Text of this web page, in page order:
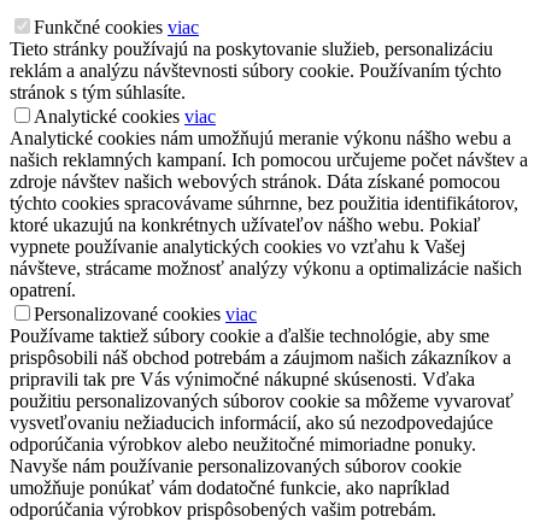
Funkčné cookies viac
Tieto stránky používajú na poskytovanie služieb, personalizáciu
reklám a analýzu návštevnosti súbory cookie. Používaním týchto
stránok s tým súhlasíte.
Analytické cookies viac
Analytické cookies nám umožňujú meranie výkonu nášho webu a
našich reklamných kampaní. Ich pomocou určujeme počet návštev a
zdroje návštev našich webových stránok. Dáta získané pomocou
týchto cookies spracovávame súhrnne, bez použitia identifikátorov,
ktoré ukazujú na konkrétnych užívateľov nášho webu. Pokiaľ
vypnete používanie analytických cookies vo vzťahu k Vašej
návšteve, strácame možnosť analýzy výkonu a optimalizácie našich
opatrení.
Personalizované cookies viac
Používame taktiež súbory cookie a ďalšie technológie, aby sme
prispôsobili náš obchod potrebám a záujmom našich zákazníkov a
pripravili tak pre Vás výnimočné nákupné skúsenosti. Vďaka
použitiu personalizovaných súborov cookie sa môžeme vyvarovať
vysvetľovaniu nežiaducich informácií, ako sú nezodpovedajúce
odporúčania výrobkov alebo neužitočné mimoriadne ponuky.
Navyše nám používanie personalizovaných súborov cookie
umožňuje ponúkať vám dodatočné funkcie, ako napríklad
odporúčania výrobkov prispôsobených vašim potrebám.